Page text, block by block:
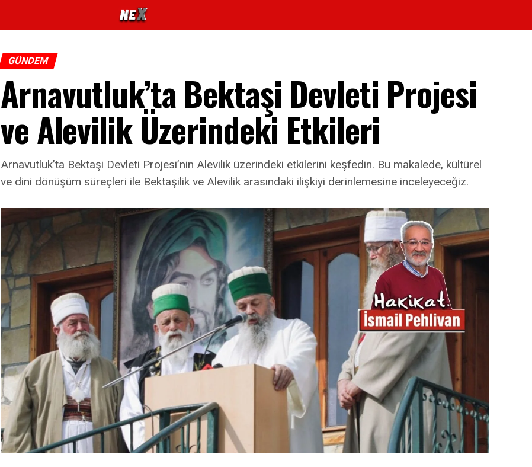
GÜNDEM
Arnavutluk’ta Bektaşi Devleti Projesi
ve Alevilik Üzerindeki Etkileri
Arnavutluk’ta Bektaşi Devleti Projesi’nin Alevilik üzerindeki etkilerini keşfedin. Bu makalede, kültürel
ve dini dönüşüm süreçleri ile Bektaşilik ve Alevilik arasındaki ilişkiyi derinlemesine inceleyeceğiz.